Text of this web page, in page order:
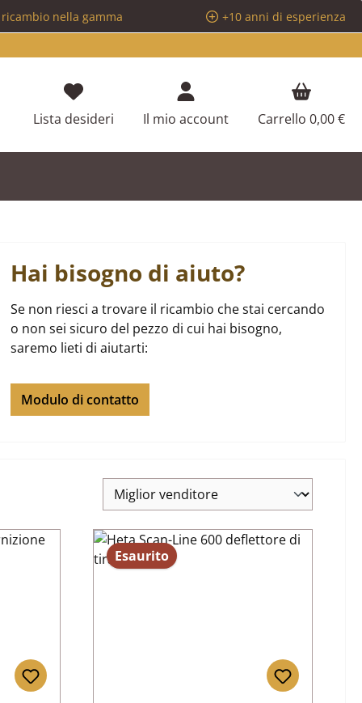
nella gamma
+10 anni di esperienza
Lista desideri Hai 0 articoli nella lista dei desideri
Il mio account Carrello 0,00 €
Hai bisogno di aiuto?
Se non riesci a trovare il ricambio che stai cercando
o non sei sicuro del pezzo di cui hai bisogno,
saremo lieti di aiutarti:
Modulo di contatto
Esaurito